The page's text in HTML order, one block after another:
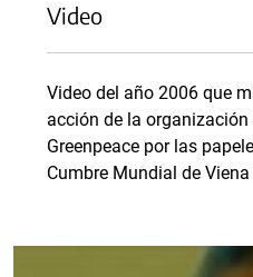
Video
Video del año 2006 que
acción de la
Greenpeace por las
Cumbre Mundial de Viena